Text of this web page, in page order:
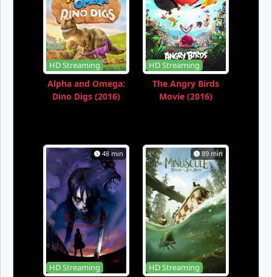
HD Streaming
Alpha and Omega:
Dino Digs (2016)
HD Streaming
The Angry Birds
Movie (2016)
48 min
HD Streaming
89 min
HD Streaming